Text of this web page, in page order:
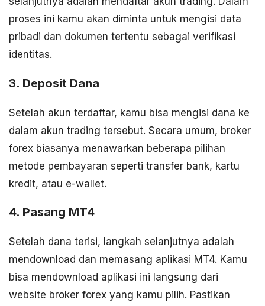
proses ini kamu akan diminta untuk mengisi data
pribadi dan dokumen tertentu sebagai verifikasi
identitas.
3. Deposit Dana
Setelah akun terdaftar, kamu bisa mengisi dana ke
dalam akun trading tersebut. Secara umum, broker
forex biasanya menawarkan beberapa pilihan
metode pembayaran seperti transfer bank, kartu
kredit, atau e-wallet.
4. Pasang MT4
Setelah dana terisi, langkah selanjutnya adalah
mendownload dan memasang aplikasi MT4. Kamu
bisa mendownload aplikasi ini langsung dari
website broker forex yang kamu pilih. Pastikan